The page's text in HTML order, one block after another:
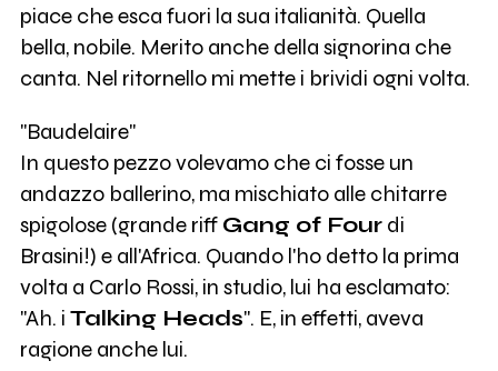
piace che esca fuori la sua italianità. Quella
bella, nobile. Merito anche della signorina che
canta. Nel ritornello mi mette i brividi ogni volta.
"Baudelaire"
In questo pezzo volevamo che ci fosse un
andazzo ballerino, ma mischiato alle chitarre
spigolose (grande riff Gang of Fourdi
Brasini!) e all'Africa. Quando l'ho detto la prima
volta a Carlo Rossi, in studio, lui ha esclamato:
"Ah. i Talking Heads". E, in effetti, aveva
ragione anche lui.